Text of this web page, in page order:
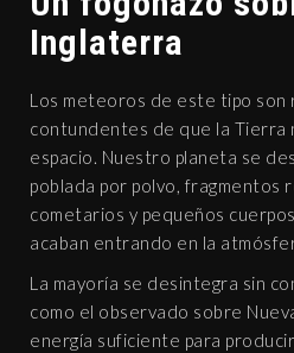
Inglaterra
Los meteoros de este tipo
contundentes de que la Tierra
espacio. Nuestro planeta se
poblada por polvo, fragmentos
cometarios y pequeños
acaban entrando en la
La mayoría se desintegra sin
como el observado sobre
energía suficiente para